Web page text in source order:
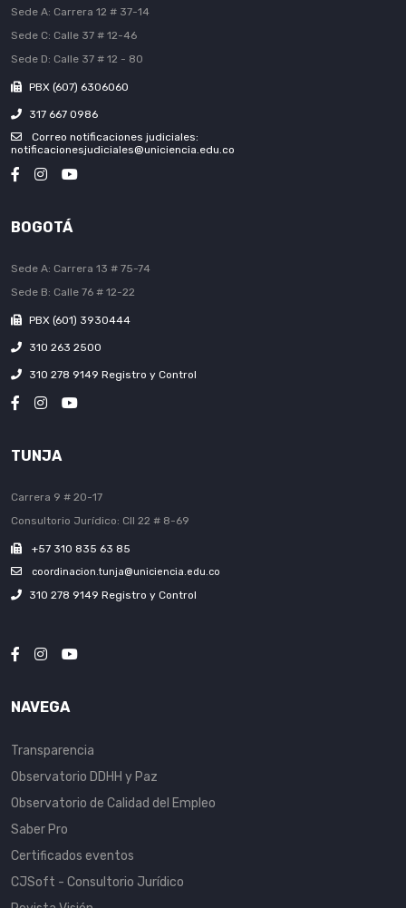
Sede A: Carrera 12 # 37-14
Sede C: Calle 37 # 12-46
Sede D: Calle 37 # 12 - 80
PBX (607) 6306060
317 667 0986
Correo notificaciones judiciales:
notificacionesjudiciales@uniciencia.edu.co
BOGOTÁ
Sede A: Carrera 13 # 75-74
Sede B: Calle 76 # 12-22
PBX (601) 3930444
310 263 2500
310 278 9149 Registro y Control
TUNJA
Carrera 9 # 20-17
Consultorio Jurídico: Cll 22 # 8-69
+57 310 835 63 85
coordinacion.tunja@uniciencia.edu.co
310 278 9149 Registro y Control
NAVEGA
Transparencia
Observatorio DDHH y Paz
Observatorio de Calidad del Empleo
Saber Pro
Certificados eventos
CJSoft - Consultorio Jurídico